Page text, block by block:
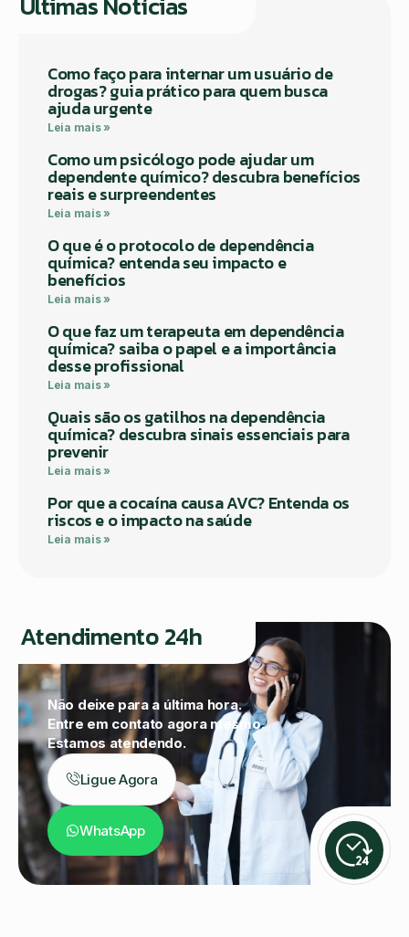
Como faço para internar um usuário de
drogas? guia prático para quem busca
ajuda urgente
Leia mais »
Como um psicólogo pode ajudar um
dependente químico? descubra benefícios
reais e surpreendentes
Leia mais »
O que é o protocolo de dependência
química? entenda seu impacto e
benefícios
Leia mais »
O que faz um terapeuta em dependência
química? saiba o papel e a importância
desse profissional
Leia mais »
Quais são os gatilhos na dependência
química? descubra sinais essenciais para
prevenir
Leia mais »
Por que a cocaína causa AVC? Entenda os
riscos e o impacto na saúde
Leia mais »
Atendimento 24h
Não deixe para a última hora.
Entre em contato agora mesmo.
Estamos atendendo.
Ligue Agora
WhatsApp